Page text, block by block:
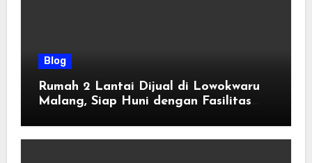
Blog
Rumah 2 Lantai Dijual di Lowokwaru
Malang, Siap Huni dengan Fasilitas